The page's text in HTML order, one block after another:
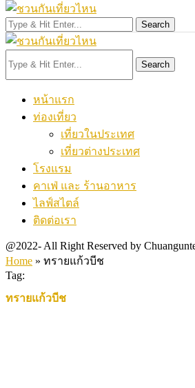
Search
Search
หน้าแรก
ท่องเที่ยว
เที่ยวในประเทศ
เที่ยวต่างประเทศ
โรงแรม
คาเฟ่ และ ร้านอาหาร
ไลฟ์สไตล์
ติดต่อเรา
@2022- All Right Reserved by
Home » ทรายแก้วบีช
Tag:
ทรายแก้วบีช